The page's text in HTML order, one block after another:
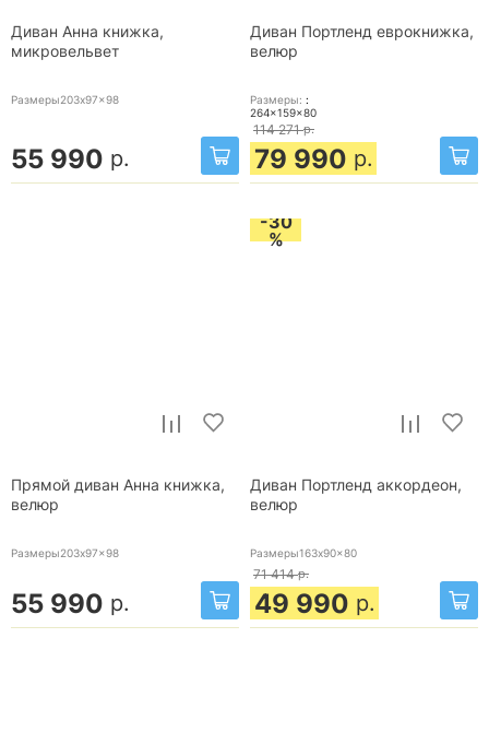
Диван Анна книжка,
микровельвет
Размеры203x97x98
55 990 р.
Диван Портленд еврокнижка,
велюр
Размеры: :
264x159x80
114 271 р.
79 990 р.
Прямой диван Анна книжка,
велюр
Размеры203x97x98
55 990 р.
-30
%
Диван Портленд аккордеон,
велюр
Размеры163x90x80
71 414 р.
49 990 р.